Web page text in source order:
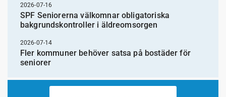
2026-07-16
SPF Seniorerna välkomnar obligatoriska
bakgrundskontroller i äldreomsorgen
2026-07-14
Fler kommuner behöver satsa på bostäder för
seniorer